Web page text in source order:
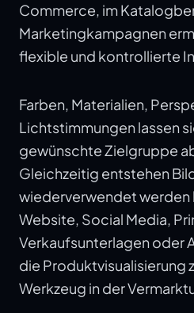
Commerce, im
Marketingkampagnen
flexible und kontrollierte
Farben, Materialien,
Lichtstimmungen lassen
gewünschte Zielgruppe
Gleichzeitig entstehen
wiederverwendet werden
Website, Social Media,
Verkaufsunterlagen oder
die Produktvisualisierung
Werkzeug in der